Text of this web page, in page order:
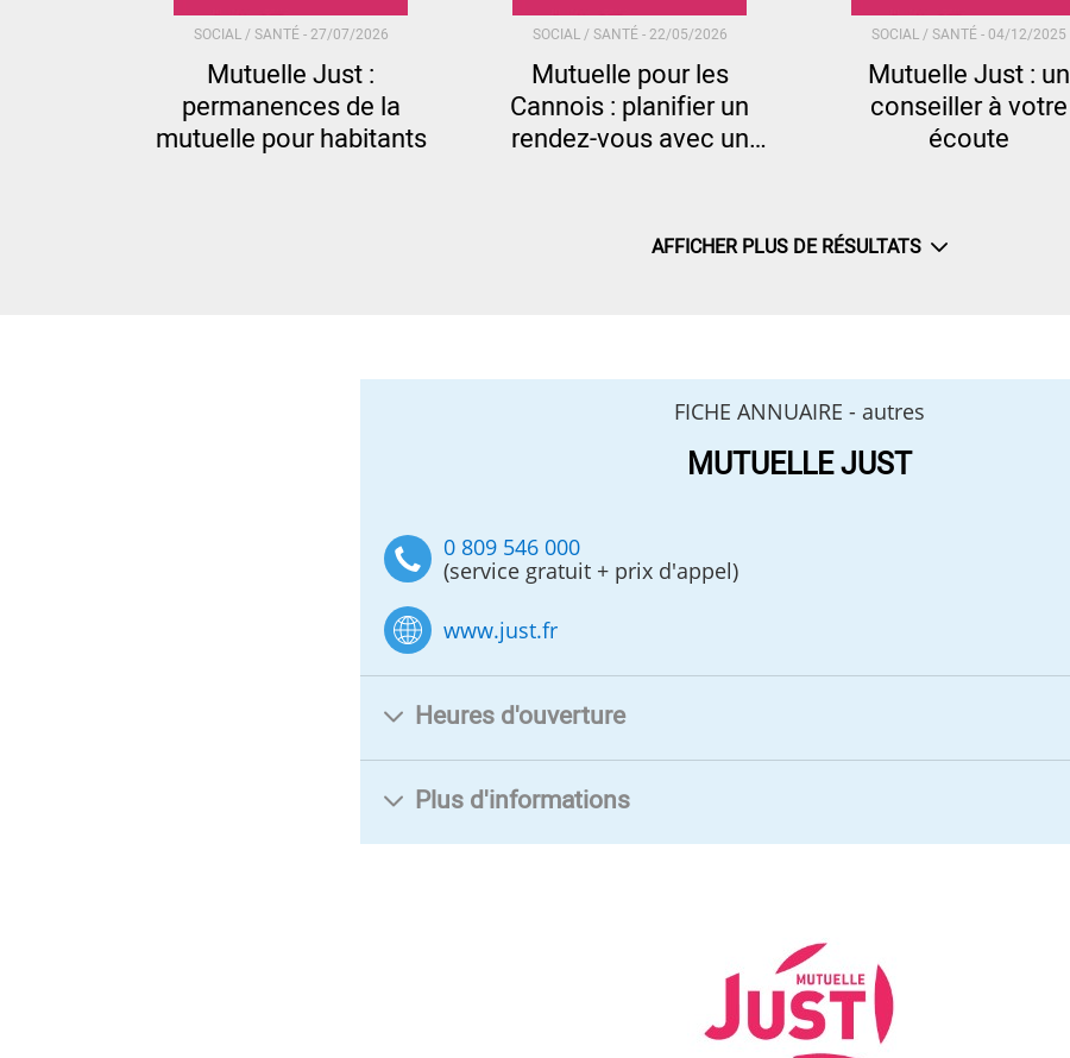
SOCIAL / SANTÉ - 27/07/2026
Mutuelle Just :
permanences de la
mutuelle pour habitants
SOCIAL / SANTÉ - 22/05/2026
Mutuelle pour les
Cannois : planifier un
rendez-vous avec un
SOCIAL / SANTÉ - 04/12/2025
Mutuelle Just : un
conseiller à votre
écoute
AFFICHER PLUS DE RÉSULTATS
FICHE ANNUAIRE - autres
MUTUELLE JUST
0 809 546 000
(service gratuit + prix d'appel)
www.just.fr
Heures d'ouverture
Plus d'informations